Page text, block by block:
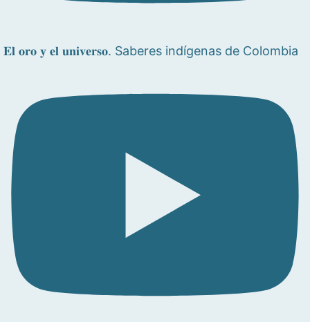
𝐄𝐥 𝐨𝐫𝐨 𝐲 𝐞𝐥 𝐮𝐧𝐢𝐯𝐞𝐫𝐬𝐨. Saberes indígenas de Colombia